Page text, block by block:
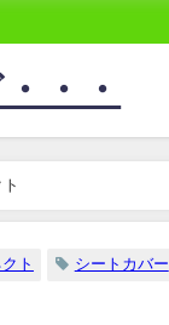
・・
ト シートカバー